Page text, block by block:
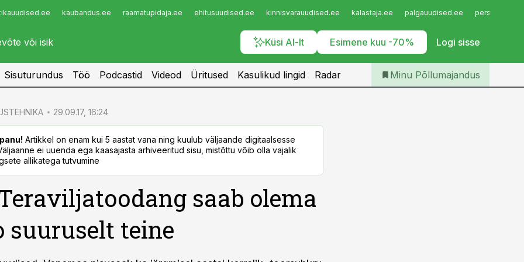
kaubandus.ee raamatupidaja.ee ehitusuudised.ee kinnisvarauudised.ee kalastaja.ee palgauudised.ee
Küsi AI-lt Esimene kuu -70% Logi sisse
Infopank
Iseteenindus
Telli Põllumajandus
Sisuturundus Töö Podcastid Videod Üritused Kasulikud lingid Radar Minu Põllumajandus
29.09.17, 16:24
Artikkel on enam kui 5 aastat vana ning kuulub väljaande digitaalsesse
ei uuenda ega kaasajasta arhiveeritud sisu, mistõttu võib olla vajalik
allikatega tutvumine
saab olema
suuruselt teine